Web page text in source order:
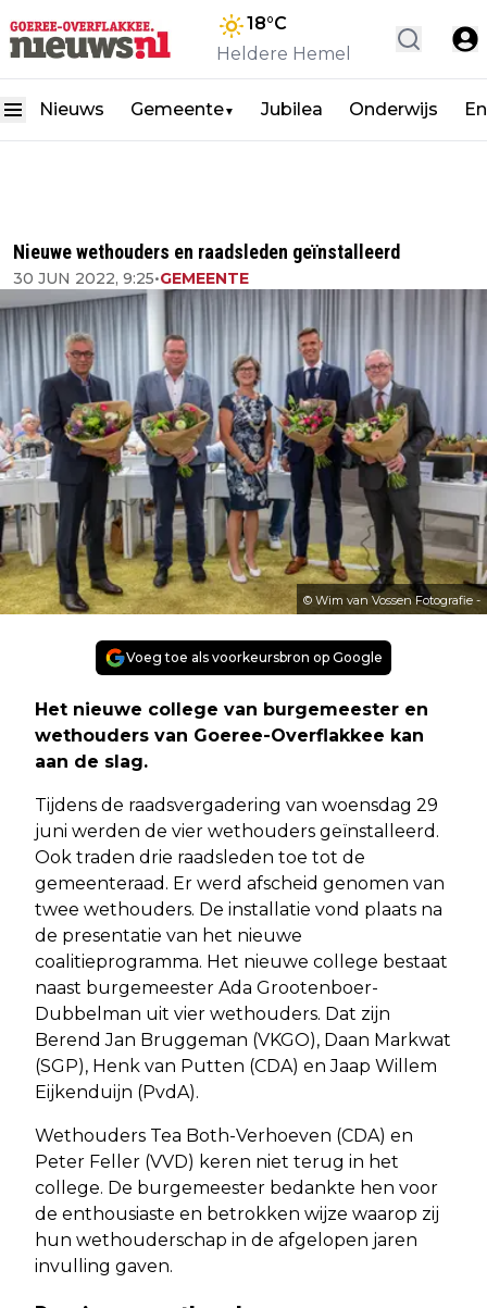
18°C
Heldere Hemel
Nieuws Gemeente▼ Jubilea Onderwijs
Nieuwe wethouders en raadsleden geïnstalleerd
30 JUN 2022, 9:25•GEMEENTE
© Wim van Vossen Fotografie -
Voeg toe als voorkeursbron op Google
Het nieuwe college van burgemeester en
wethouders van Goeree-Overflakkee kan
aan de slag.
Tijdens de raadsvergadering van woensdag 29
juni werden de vier wethouders geïnstalleerd.
Ook traden drie raadsleden toe tot de
gemeenteraad. Er werd afscheid genomen van
twee wethouders. De installatie vond plaats na
de presentatie van het nieuwe
coalitieprogramma. Het nieuwe college bestaat
naast burgemeester Ada Grootenboer-
Dubbelman uit vier wethouders. Dat zijn
Berend Jan Bruggeman (VKGO), Daan Markwat
(SGP), Henk van Putten (CDA) en Jaap Willem
Eijkenduijn (PvdA).
Wethouders Tea Both-Verhoeven (CDA) en
Peter Feller (VVD) keren niet terug in het
college. De burgemeester bedankte hen voor
de enthousiaste en betrokken wijze waarop zij
hun wethouderschap in de afgelopen jaren
invulling gaven.